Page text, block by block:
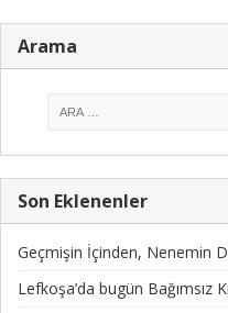
Arama
Son Eklenenler
Geçmişin İçinden, Nenemin
Lefkoşa’da bugün Bağımsız